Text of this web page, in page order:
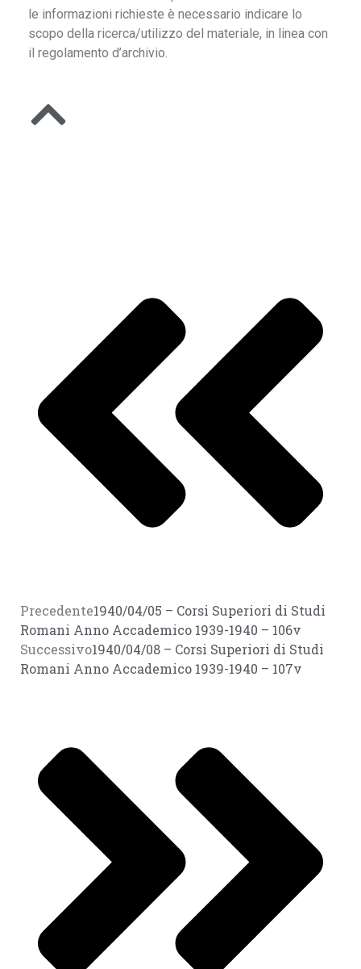
le informazioni richieste è necessario indicare lo
scopo della ricerca/utilizzo del materiale, in linea con
il regolamento d’archivio.
Precedente1940/04/05 – Corsi Superiori di Studi
Romani Anno Accademico 1939-1940 – 106v
Successivo1940/04/08 – Corsi Superiori di Studi
Romani Anno Accademico 1939-1940 – 107v